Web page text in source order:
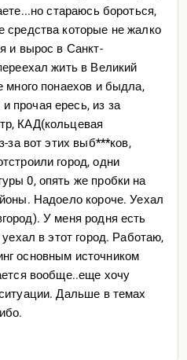
стараюсь бороться,
средства которые не жалко
и вырос в Санкт-
жить в Великий
много понаехов и быдла,
прочая ересь, из за
КАД(кольцевая
за вот этих выб***ков,
город, одни
0, опять же пробки на
Надоело короче. Уехал
У меня родня есть
в этот город. Работаю,
основным источником
вообще..еще хочу
Дальше в темах